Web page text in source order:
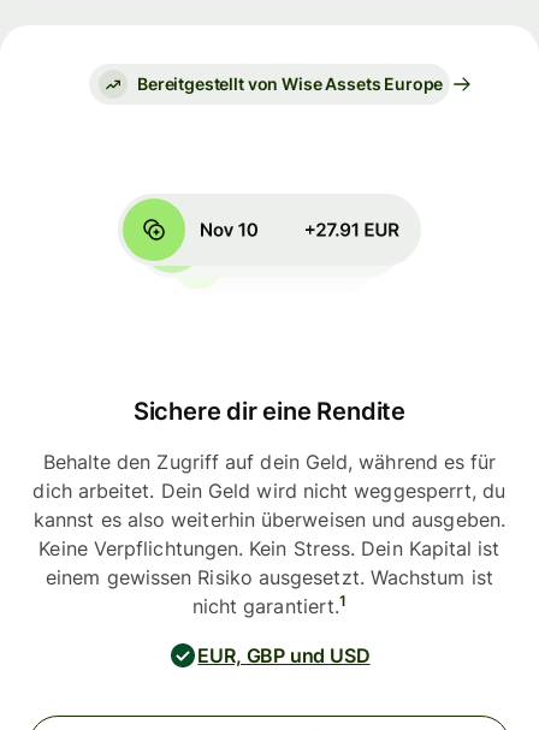
Bereitgestellt von Wise Assets Europe
Sichere dir eine Rendite
Behalte den Zugriff auf dein Geld, während es für
dich arbeitet. Dein Geld wird nicht weggesperrt, du
kannst es also weiterhin überweisen und ausgeben.
Keine Verpflichtungen. Kein Stress. Dein Kapital ist
einem gewissen Risiko ausgesetzt. Wachstum ist
nicht garantiert.1
EUR, GBP und USD